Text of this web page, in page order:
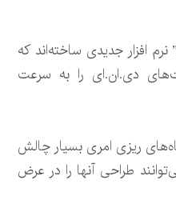
نرم افزار جدیدی ساخته‌اند که
دی.ان.ای را به سرعت
ریزی امری بسیار چالش
طراحی آنها را در عرض